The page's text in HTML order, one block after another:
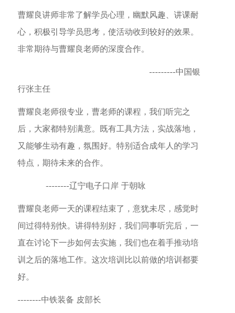
曹耀良讲师非常了解学员心理，幽默风趣、讲课耐
心，积极引导学员思考，使活动收到较好的效果。
非常期待与曹耀良老师的深度合作。
---------中国银
行张主任
曹耀良老师很专业，曹老师的课程，我们听完之
后，大家都特别满意。既有工具方法，实战落地，
又能够生动有趣，氛围好。特别适合成年人的学习
特点，期待未来的合作。
--------辽宁电子口岸 于朝咏
曹耀良老师一天的课程结束了，意犹未尽，感觉时
间过得特别快。讲得特别好，我们同事听完后，一
直在讨论下一步如何去实施，我们也在着手推动培
训之后的落地工作。这次培训比以前做的培训都要
好。
--------中铁装备 皮部长